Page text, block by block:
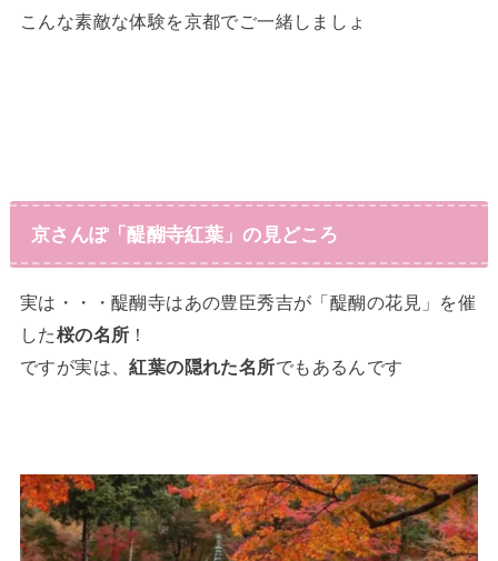
こんな素敵な体験を京都でご一緒しましょ
京さんぽ「醍醐寺紅葉」の見どころ
実は・・・醍醐寺はあの豊臣秀吉が「醍醐の花見」を催
した桜の名所 ！
ですが実は、紅葉の隠れた名所でもあるんです